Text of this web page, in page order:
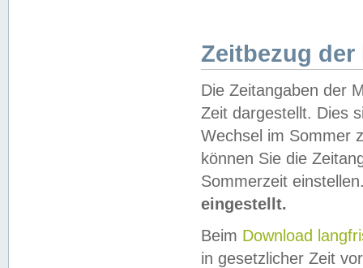
Zeitbezug der
Die Zeitangaben der
Zeit dargestellt. Dies
Wechsel im Sommer
können Sie die
Sommerzeit
eingestellt.
Beim Download
in gesetzlicher Zeit